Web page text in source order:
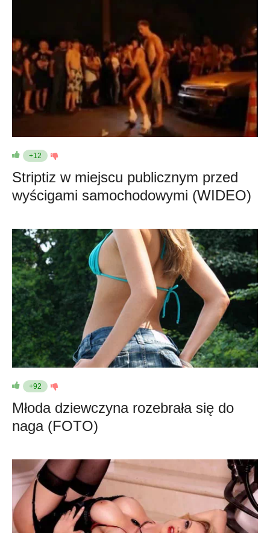
+12
Striptiz w miejscu publicznym przed
wyścigami samochodowymi (WIDEO)
+92
Młoda dziewczyna rozebrała się do
naga (FOTO)